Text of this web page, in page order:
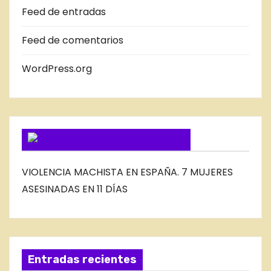
D
B
O
G
Feed de entradas
Feed de comentarios
WordPress.org
VIOLENCIA MACHISTA EN ESPAÑA. 7 MUJERES
ASESINADAS EN 11 DÍAS
Entradas recientes